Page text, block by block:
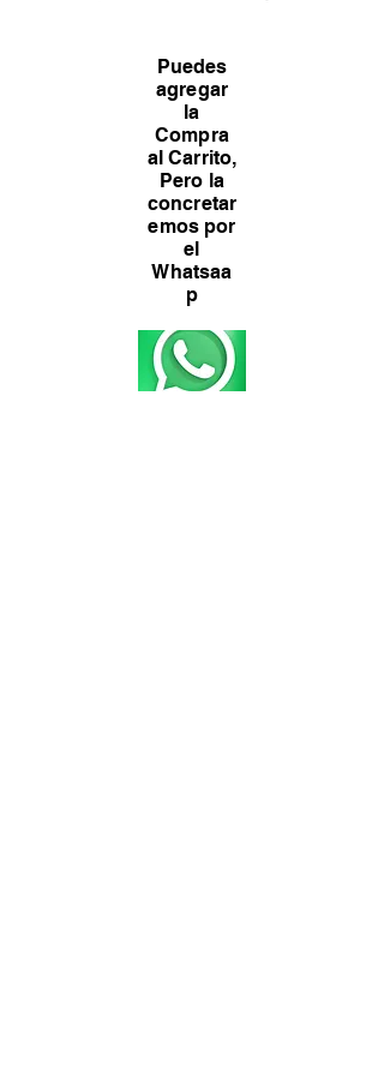
Puedes
agregar
la
Compra
al Carrito,
Pero la
concretar
emos por
el
Whatsaa
p